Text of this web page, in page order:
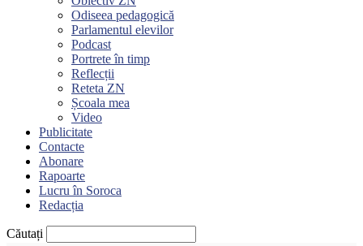
Odiseea pedagogică
Parlamentul elevilor
Podcast
Portrete în timp
Reflecții
Reteta ZN
Școala mea
Video
Publicitate
Contacte
Abonare
Rapoarte
Lucru în Soroca
Redacția
Căutați